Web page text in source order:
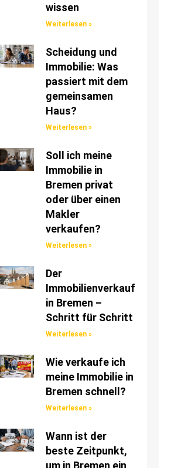
wissen
Weiterlesen »
Scheidung und
Immobilie: Was
passiert mit dem
gemeinsamen
Haus?
Weiterlesen »
Soll ich meine
Immobilie in
Bremen privat
oder über einen
Makler
verkaufen?
Weiterlesen »
Der
Immobilienverkauf
in Bremen –
Schritt für Schritt
Weiterlesen »
Wie verkaufe ich
meine Immobilie in
Bremen schnell?
Weiterlesen »
Wann ist der
beste Zeitpunkt,
um in Bremen ein